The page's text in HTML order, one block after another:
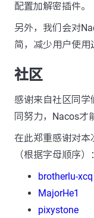
配置加解密插件。
另外，我们会对
简，减少用户使用
社区
感谢来自社区同学
同努力，Nacos才
在此郑重感谢对本
（根据字母顺序）：
brotherlu-xcq
MajorHe1
pixystone